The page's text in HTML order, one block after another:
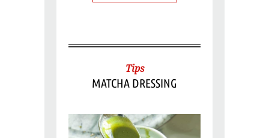
Tips
MATCHA DRESSING